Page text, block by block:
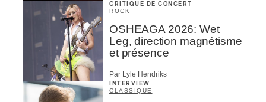
CRITIQUE DE CONCERT
ROCK
OSHEAGA 2026: Wet
Leg, direction magnétisme
et présence
Par Lyle Hendriks
INTERVIEW
CLASSIQUE